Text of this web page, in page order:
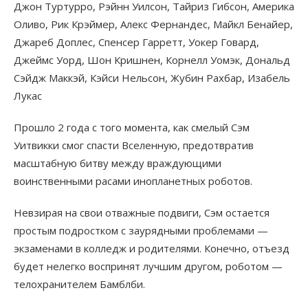
Джон Туртурро, Рэйнн Уилсон, Тайриз Гибсон, Америка
Оливо, Рик Крэймер, Алекс Фернандес, Майкл Бенайер,
Джареб Доплес, Спенсер Гарретт, Уокер Говард,
Джеймс Уорд, Шон Кришнен, Корнелл Уомэк, Дональд
Сэйдж Маккэй, Кэйси Нельсон, Жубин Рахбар, Изабель
Лукас
Прошло 2 года с того момента, как смелый Сэм
Уитвикки смог спасти Вселенную, предотвратив
масштабную битву между враждующими
воинственными расами инопланетных роботов.
Невзирая на свои отважные подвиги, Сэм остается
простым подростком с заурядными проблемами —
экзаменами в колледж и родителями. Конечно, отъезд
будет нелегко воспринят лучшим другом, роботом —
телохранителем Бамблби.